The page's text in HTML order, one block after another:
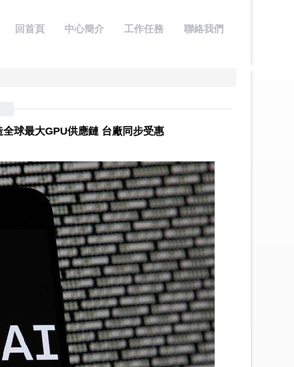
回首頁 中心簡介 工作任務 聯絡我們
球最大GPU供應鏈 台廠同步受惠